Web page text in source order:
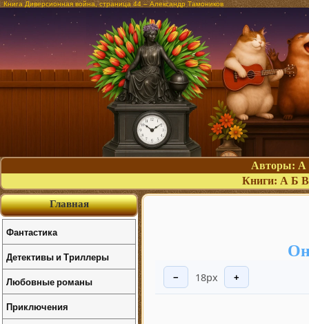
Книга Диверсионная война, страница 44 – Александр Тамоников
Авторы: А
Книги: А Б В
− 18px +
Главная
Фантастика
Детективы и Триллеры
Любовные романы
Приключения